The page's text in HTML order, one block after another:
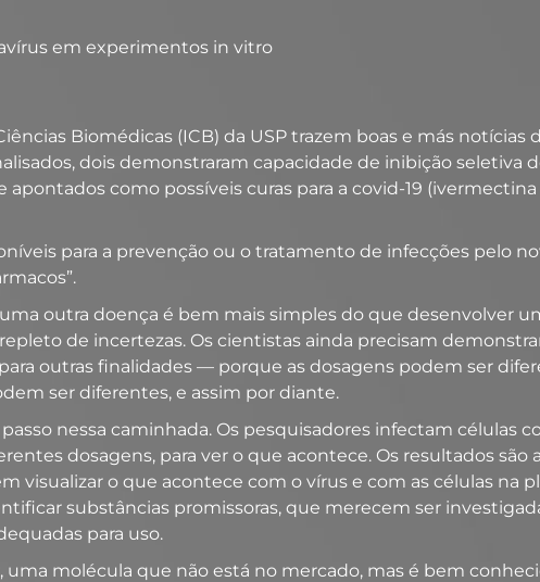
em experimentos in vitro
Biomédicas (ICB) da USP trazem boas e más notícias
dois demonstraram capacidade de inibição seletiva
como possíveis curas para a covid-19
para a prevenção ou o tratamento de infecções pelo
outra doença é bem mais simples do que desenvolver
de incertezas. Os cientistas ainda precisam
outras finalidades — porque as dosagens podem ser
ser diferentes, e assim por diante.
nessa caminhada. Os pesquisadores infectam células
dosagens, para ver o que acontece. Os resultados são
o que acontece com o vírus e com as células na
substâncias promissoras, que merecem ser
para uso.
molécula que não está no mercado, mas é bem